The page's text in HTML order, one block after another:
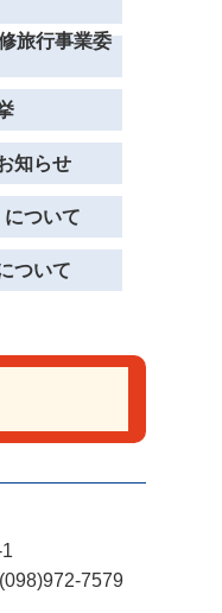
旅行事業委
知らせ
ついて
ついて
7579